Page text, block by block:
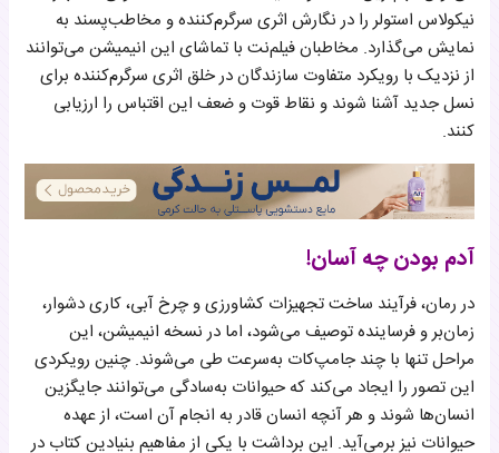
نیکولاس استولر را در نگارش اثری سرگرم‌کننده و مخاطب‌پسند به
نمایش می‌گذارد. مخاطبان فیلم‌نت با تماشای این انیمیشن می‌توانند
از نزدیک با رویکرد متفاوت سازندگان در خلق اثری سرگرم‌کننده برای
نسل جدید آشنا شوند و نقاط قوت و ضعف این اقتباس را ارزیابی
کنند.
آدم بودن چه آسان!
در رمان، فرآیند ساخت تجهیزات کشاورزی و چرخ آبی، کاری دشوار،
زمان‌بر و فرساینده توصیف می‌شود، اما در نسخه انیمیشن، این
مراحل تنها با چند جامپ‌کات به‌سرعت طی می‌شوند. چنین رویکردی
این تصور را ایجاد می‌کند که حیوانات به‌سادگی می‌توانند جایگزین
انسان‌ها شوند و هر آنچه انسان قادر به انجام آن است، از عهده
حیوانات نیز برمی‌آید. این برداشت با یکی از مفاهیم بنیادین کتاب در